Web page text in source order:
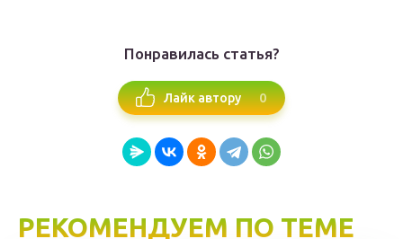
Понравилась статья?
Лайк автору 0
РЕКОМЕНДУЕМ ПО ТЕМЕ